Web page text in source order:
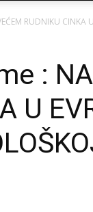
RUDNIKU CINKA U
:
U